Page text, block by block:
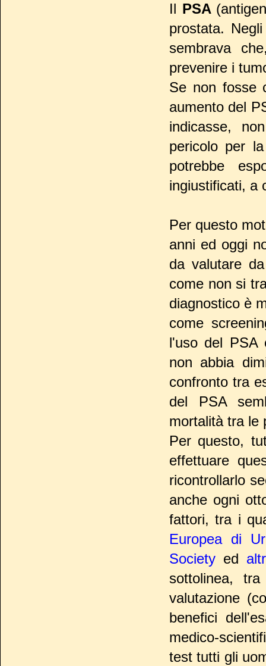
Il PSA
prostata.
sembrava
prevenire i
Se non fosse
aumento del
indicasse,
pericolo per
potrebbe
ingiustificati, a
Per questo
anni ed oggi
da valutare
come non si
diagnostico è
come
l'uso del PSA
non abbia
confronto tra
del PSA
mortalità tra le
Per questo,
effettuare
ricontrollarlo
anche ogni
fattori, tra i
Europea di
Society ed
sottolinea,
valutazione
benefici
medico-
test tutti gli